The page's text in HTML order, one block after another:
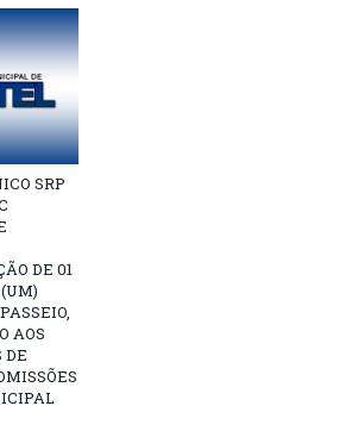
SRP
DE 01
AOS
DE